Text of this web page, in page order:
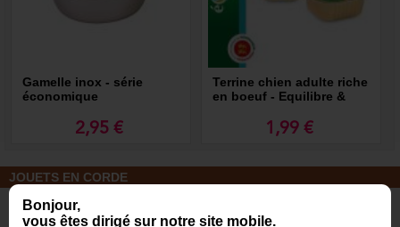
Bonjour,
vous êtes dirigé sur notre site mobile.
Gamelle inox - série
économique
2,95 €
Terrine chien adulte riche
en boeuf - Equilibre &
1,99 €
JOUETS EN CORDE
des heures de jeux avec votre chien